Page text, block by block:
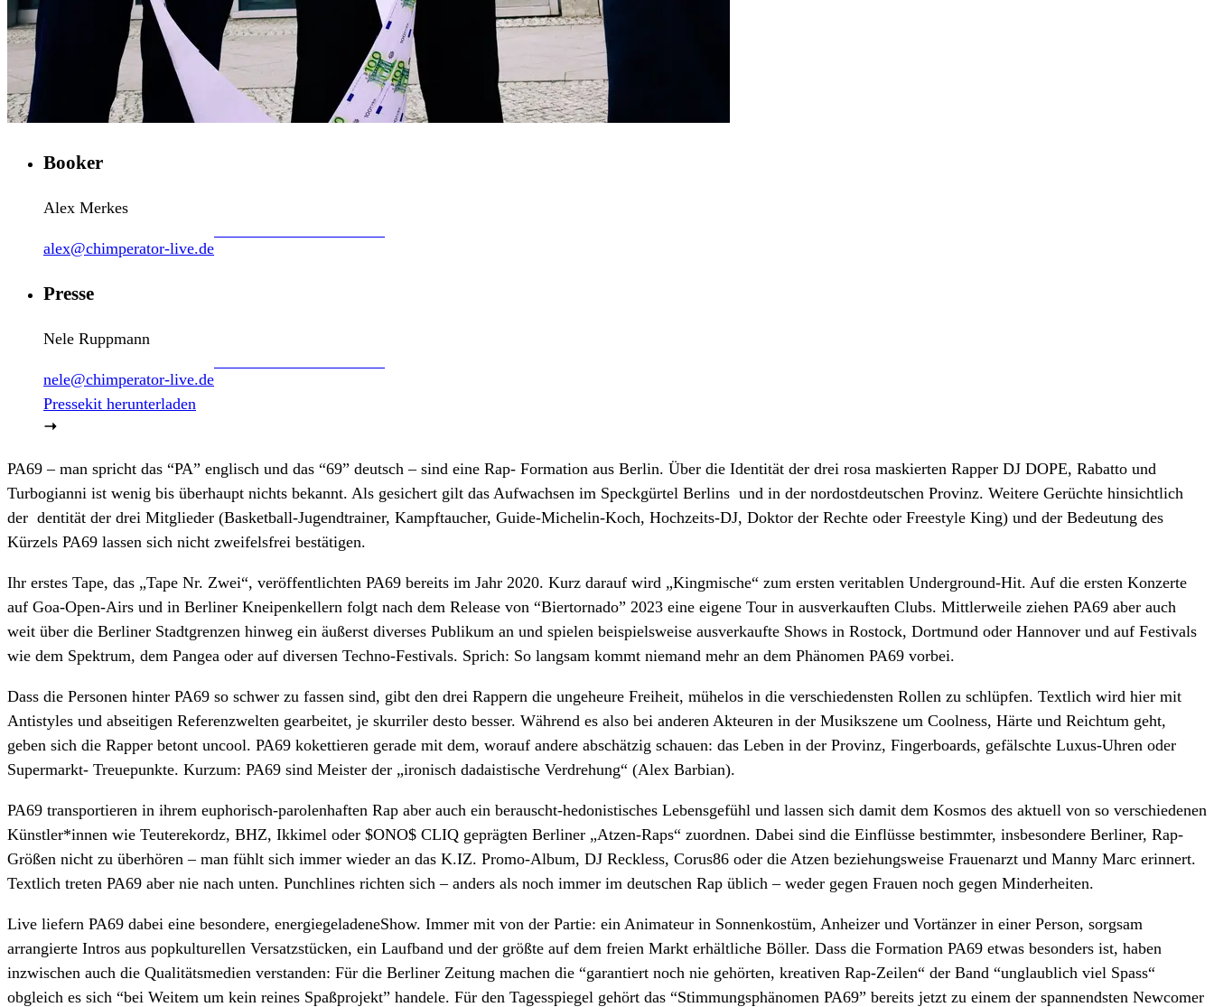
Booker
Alex Merkes
alex@chimperator-live.de
Presse
Nele Ruppmann
nele@chimperator-live.de
Pressekit herunterladen
PA69 – man spricht das “PA” englisch und das “69” deutsch – sind eine Rap- Formation aus Berlin. Über die Identität der drei rosa maskierten Rapper DJ DOPE, Rabatto und
Turbogianni ist wenig bis überhaupt nichts bekannt. Als gesichert gilt das Aufwachsen im Speckgürtel Berlins und in der nordostdeutschen Provinz. Weitere Gerüchte hinsichtlich
der dentität der drei Mitglieder (Basketball-Jugendtrainer, Kampftaucher, Guide-Michelin-Koch, Hochzeits-DJ, Doktor der Rechte oder Freestyle King) und der Bedeutung des
Kürzels PA69 lassen sich nicht zweifelsfrei bestätigen.
Ihr erstes Tape, das „Tape Nr. Zwei“, veröffentlichten PA69 bereits im Jahr 2020. Kurz darauf wird „Kingmische“ zum ersten veritablen Underground-Hit. Auf die ersten Konzerte
auf Goa-Open-Airs und in Berliner Kneipenkellern folgt nach dem Release von “Biertornado” 2023 eine eigene Tour in ausverkauften Clubs. Mittlerweile ziehen PA69 aber auch
weit über die Berliner Stadtgrenzen hinweg ein äußerst diverses Publikum an und spielen beispielsweise ausverkaufte Shows in Rostock, Dortmund oder Hannover und auf Festivals
wie dem Spektrum, dem Pangea oder auf diversen Techno-Festivals. Sprich: So langsam kommt niemand mehr an dem Phänomen PA69 vorbei.
Dass die Personen hinter PA69 so schwer zu fassen sind, gibt den drei Rappern die ungeheure Freiheit, mühelos in die verschiedensten Rollen zu schlüpfen. Textlich wird hier mit
Antistyles und abseitigen Referenzwelten gearbeitet, je skurriler desto besser. Während es also bei anderen Akteuren in der Musikszene um Coolness, Härte und Reichtum geht,
geben sich die Rapper betont uncool. PA69 kokettieren gerade mit dem, worauf andere abschätzig schauen: das Leben in der Provinz, Fingerboards, gefälschte Luxus-Uhren oder
Supermarkt- Treuepunkte. Kurzum: PA69 sind Meister der „ironisch dadaistische Verdrehung“ (Alex Barbian).
PA69 transportieren in ihrem euphorisch-parolenhaften Rap aber auch ein berauscht-hedonistisches Lebensgefühl und lassen sich damit dem Kosmos des aktuell von so verschiedenen
Künstler*innen wie Teuterekordz, BHZ, Ikkimel oder $ONO$ CLIQ geprägten Berliner „Atzen-Raps“ zuordnen. Dabei sind die Einflüsse bestimmter, insbesondere Berliner, Rap-
Größen nicht zu überhören – man fühlt sich immer wieder an das K.IZ. Promo-Album, DJ Reckless, Corus86 oder die Atzen beziehungsweise Frauenarzt und Manny Marc erinnert.
Textlich treten PA69 aber nie nach unten. Punchlines richten sich – anders als noch immer im deutschen Rap üblich – weder gegen Frauen noch gegen Minderheiten.
Live liefern PA69 dabei eine besondere, energiegeladeneShow. Immer mit von der Partie: ein Animateur in Sonnenkostüm, Anheizer und Vortänzer in einer Person, sorgsam
arrangierte Intros aus popkulturellen Versatzstücken, ein Laufband und der größte auf dem freien Markt erhältliche Böller. Dass die Formation PA69 etwas besonders ist, haben
inzwischen auch die Qualitätsmedien verstanden: Für die Berliner Zeitung machen die “garantiert noch nie gehörten, kreativen Rap-Zeilen“ der Band “unglaublich viel Spass“
obgleich es sich “bei Weitem um kein reines Spaßprojekt” handele. Für den Tagesspiegel gehört das “Stimmungsphänomen PA69” bereits jetzt zu einem der spannendsten Newcomer